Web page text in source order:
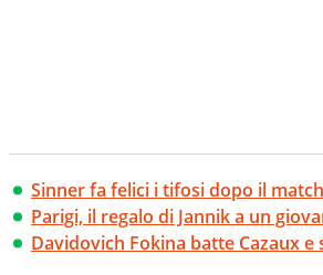
Sinner fa felici i tifosi dopo il
Parigi, il regalo di Jannik a un
Davidovich Fokina batte Cazaux e